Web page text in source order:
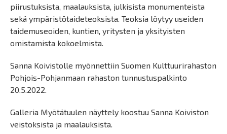
piirustuksista, maalauksista, julkisista monumenteista
sekä ympäristötaideteoksista. Teoksia löytyy useiden
taidemuseoiden, kuntien, yritysten ja yksityisten
omistamista kokoelmista.
Sanna Koivistolle myönnettiin Suomen Kulttuurirahaston
Pohjois-Pohjanmaan rahaston tunnustuspalkinto
20.5.2022.
Galleria Myötätuulen näyttely koostuu Sanna Koiviston
veistoksista ja maalauksista.